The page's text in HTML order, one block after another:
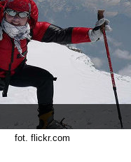
fot. flickr.com